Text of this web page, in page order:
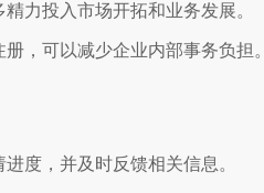
力投入市场开拓和业务发展。
，可以减少企业内部事务负担。
度，并及时反馈相关信息。